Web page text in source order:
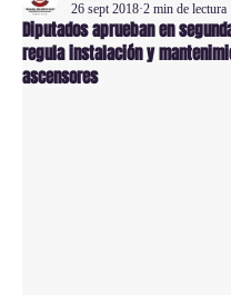
Diputados aprueban en
regula instalación y
ascensores
26 sept 2018 2 min de lectura